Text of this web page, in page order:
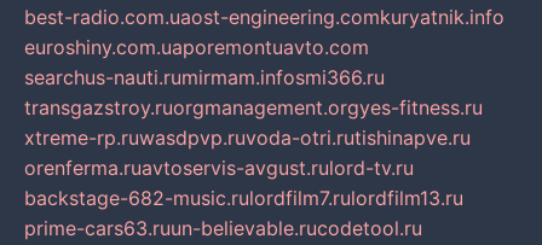
best-radio.com.uaost-engineering.comkuryatnik.info
euroshiny.com.uaporemontuavto.com
searchus-nauti.rumirmam.infosmi366.ru
transgazstroy.ruorgmanagement.orgyes-fitness.ru
xtreme-rp.ruwasdpvp.ruvoda-otri.rutishinapve.ru
orenferma.ruavtoservis-avgust.rulord-tv.ru
backstage-682-music.rulordfilm7.rulordfilm13.ru
prime-cars63.ruun-believable.rucodetool.ru